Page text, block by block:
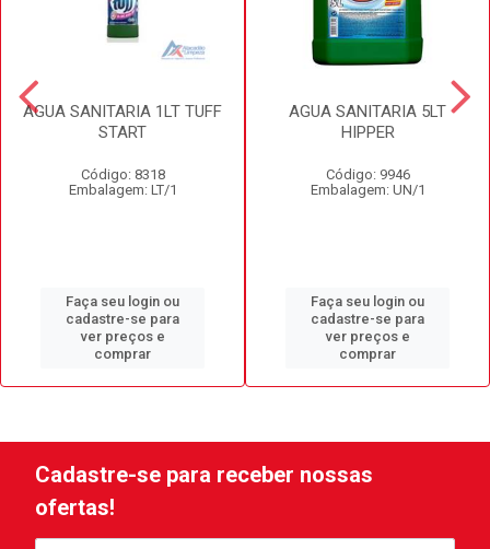
AGUA SANITARIA 1LT TUFF
START
Código: 8318
Embalagem: LT/1
Faça seu login ou
cadastre-se para
ver preços e
comprar
AGUA SANITARIA 5LT
HIPPER
Código: 9946
Embalagem: UN/1
Faça seu login ou
cadastre-se para
ver preços e
comprar
Cadastre-se para receber nossas
ofertas!